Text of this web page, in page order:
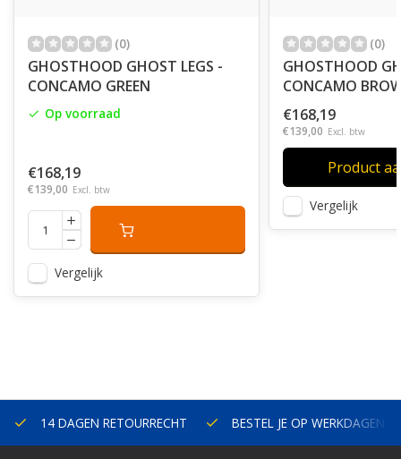
(0)
GHOSTHOOD GHOST LEGS -
CONCAMO GREEN
Op voorraad
€168,19
€139,00 Excl. btw
Vergelijk
(0)
GHOSTHOOD
CONCAMO
€168,19
€139,00 Excl. btw
Product
Vergelijk
14 DAGEN RETOURRECHT BESTEL JE OP WERKDAGEN